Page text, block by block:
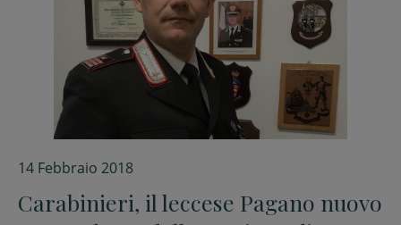
14 Febbraio 2018
Carabinieri, il leccese Pagano nuovo